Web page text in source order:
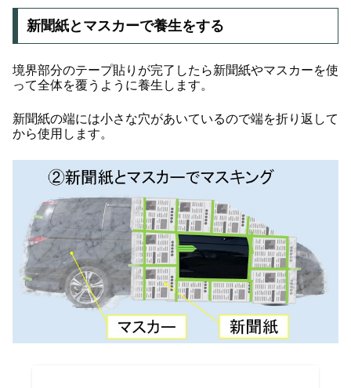
新聞紙とマスカーで養生をする
境界部分のテープ貼りが完了したら新聞紙やマスカーを使
って全体を覆うように養生します。
新聞紙の端には小さな穴があいているので端を折り返して
から使用します。